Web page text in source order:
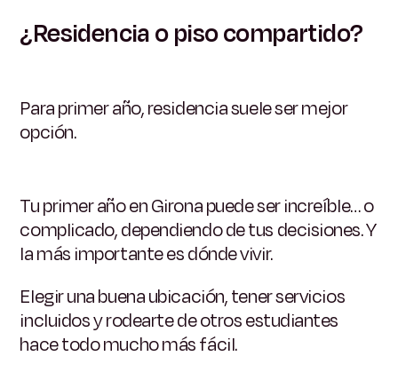
¿Residencia o piso compartido?
Para primer año, residencia suele ser mejor
opción.
Tu primer año en Girona puede ser increíble… o
complicado, dependiendo de tus decisiones.Y
la más importante es dónde vivir.
Elegir una buena ubicación, tener servicios
incluidos y rodearte de otros estudiantes
hace todo mucho más fácil.